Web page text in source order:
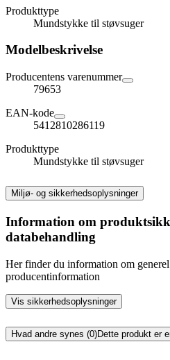
Produkttype
Mundstykke til støvsuger
Modelbeskrivelse
Producentens varenummer
79653
EAN-kode
5412810286119
Produkttype
Mundstykke til støvsuger
Miljø- og sikkerhedsoplysninger
Information om
databehandling
Her finder du information om
producentinformation
Vis sikkerhedsoplysninger
Hvad andre synes (0)Dette produkt er